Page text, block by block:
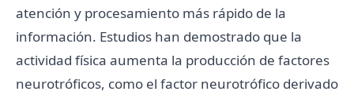
atención y procesamiento más rápido de la
información. Estudios han demostrado que la
actividad física aumenta la producción de factores
neurotróficos, como el factor neurotrófico derivado